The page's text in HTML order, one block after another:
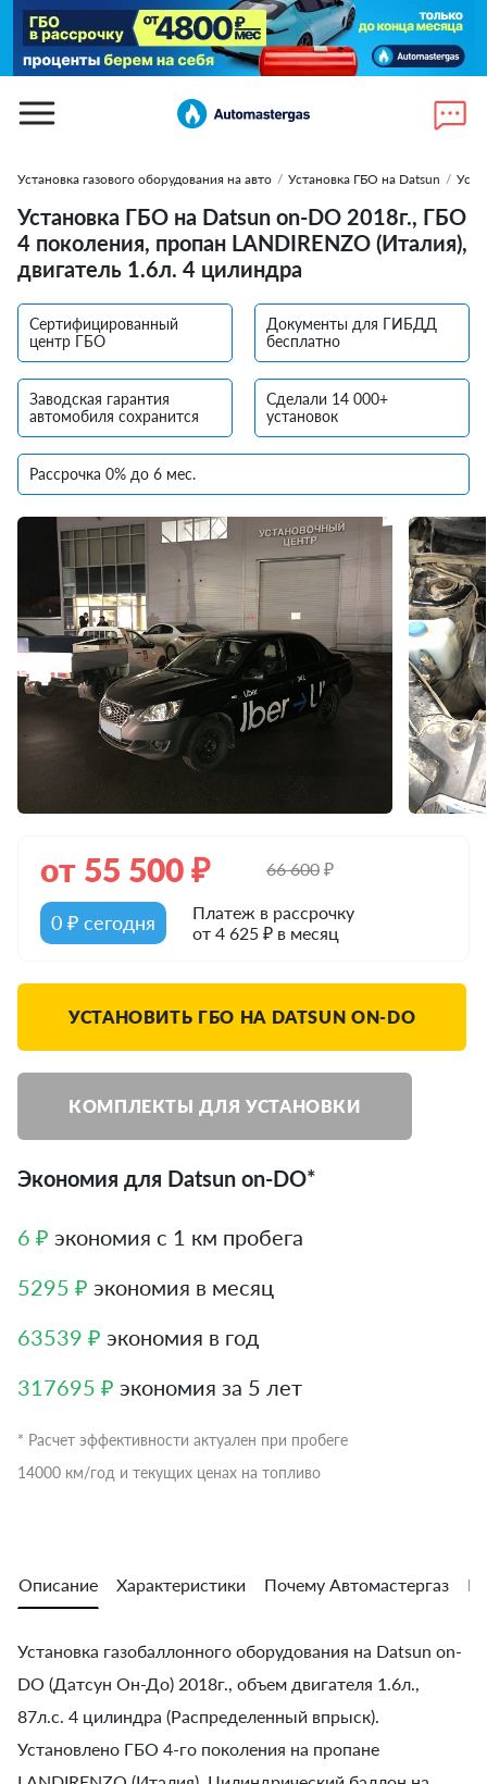
Установка газового оборудования на авто / Установка ГБО на Datsun /
Установка ГБО на Datsun on-DO 2018г., ГБО
4 поколения, пропан LANDIRENZO (Италия),
двигатель 1.6л. 4 цилиндра
Сертифицированный
центр ГБО
Документы для ГИБДД
бесплатно
Заводская гарантия
автомобиля сохранится
Сделали 14 000+
установок
Рассрочка 0% до 6 мес.
от 55 500₽ 66 600₽
0 ₽ сегодня
Платеж в рассрочку
от 4 625 ₽ в месяц
УСТАНОВИТЬ ГБО НА DATSUN ON-DO
КОМПЛЕКТЫ ДЛЯ УСТАНОВКИ
Экономия для Datsun on-DO*
6 ₽ экономия с 1 км пробега
5295 ₽ экономия в месяц
63539 ₽ экономия в год
317695 ₽ экономия за 5 лет
* Расчет эффективности актуален при пробеге
14000 км/год и текущих ценах на топливо
Описание Характеристики Почему Автомастергаз
Установка газобаллонного оборудования на Datsun on-
DO (Датсун Он-До) 2018г., объем двигателя 1.6л.,
87л.с. 4 цилиндра (Распределенный впрыск).
Установлено ГБО 4-го поколения на пропане